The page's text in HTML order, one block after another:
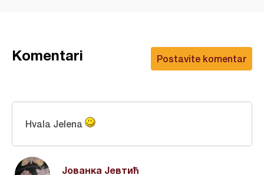
Postavite komentar
Komentari
Јованка Јевтић
Hvala Jelena